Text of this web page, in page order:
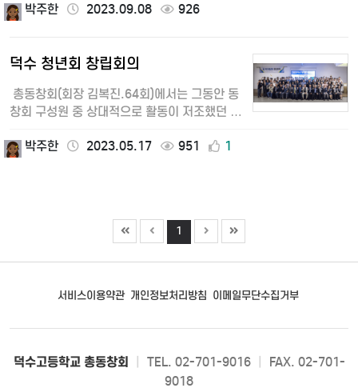
박주한 2023.09.08 926
덕수 청년회 창립회의
총동창회(회장 김복진.64회)에서는 그동안 동
창회 구성원 중 상대적으로 활동이 저조했던 70
박주한
2023.05.17 951 1
1
서비스이용약관 개인정보처리방침 이메일무단수집거부
덕수고등학교 총동창회 TEL. 02-701-9016
FAX. 02-701-
9018